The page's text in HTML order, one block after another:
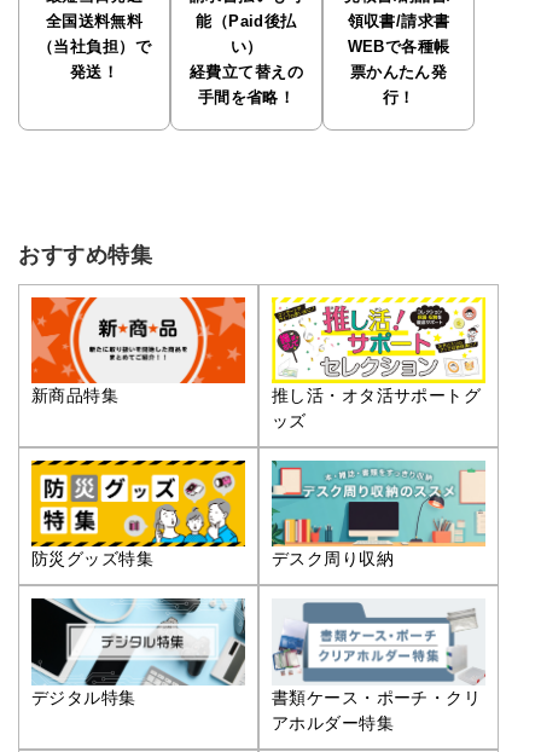
全国送料無料
（当社負担）で
発送！
能（Paid後払
い）
経費立て替えの
手間を省略！
領収書/請求書
WEBで各種帳
票かんたん発
行！
おすすめ特集
新商品特集
推し活・オタ活サポートグ
ッズ
防災グッズ特集 デスク周り収納
デジタル特集
書類ケース・ポーチ・クリ
アホルダー特集